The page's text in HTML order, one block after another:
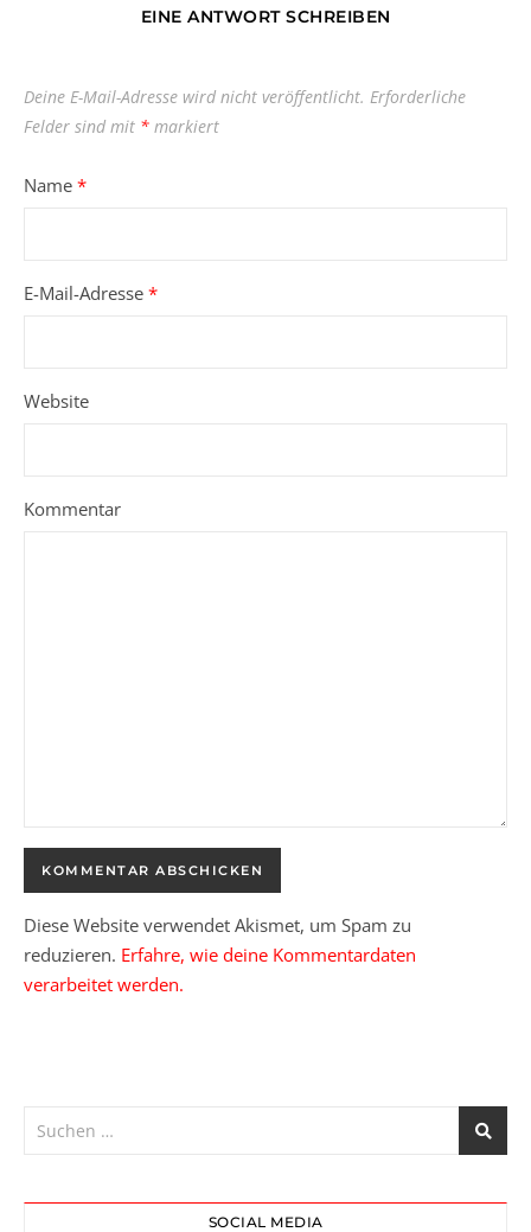
EINE ANTWORT SCHREIBEN
Deine E-Mail-Adresse wird nicht veröffentlicht. Erforderliche
Felder sind mit * markiert
Name *
E-Mail-Adresse *
Website
Kommentar
Diese Website verwendet Akismet, um Spam zu
reduzieren. Erfahre, wie deine Kommentardaten
verarbeitet werden.
SOCIAL MEDIA